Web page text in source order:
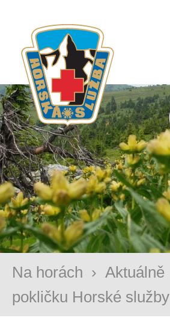
Na horách › Aktuálně
pokličku Horské služby